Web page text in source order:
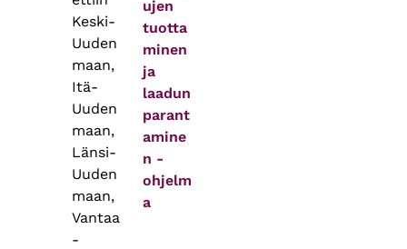
Keski-
Uuden
maan,
Itä-
Uuden
maan,
Länsi-
Uuden
maan,
Vantaa
-
ujen
tuotta
minen
ja
laadun
parant
amine
n -
ohjelm
a